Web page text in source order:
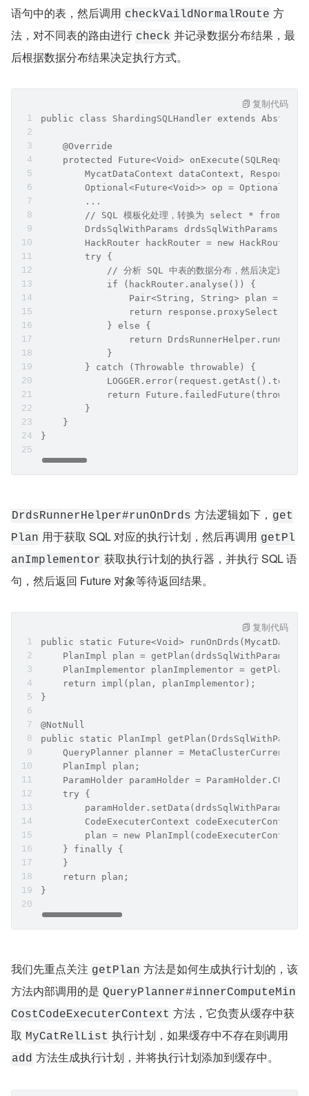
QLHandler#onExecute 方法中，方法内部会使用 hack
Router 的 analyse 方法进行分析，用来决定 SQL 直接
执行还是走 DRDS 执行。analyse
并记录数据分布结果，最
后根据数据分布结果决定执行方式。
public class ShardingSQLHandler extends
    @Override
protected Future<Void>
MycatDataContext dataContext, Response
Optional<Future<Void>> op =
// SQL 模板化处理，转换为 select * from
DrdsSqlWithParams drdsSqlWithParams =
HackRouter hackRouter = new
        try {
// 分析 SQL 中表的数据分布，然后决定透传执
            if (hackRouter.analyse()) {
Pair<String, String> plan =
return
            } else {
return
            }
        } catch (Throwable throwable) {
return
        }
复制代码
DrdsRunnerHelper#runOnDrds 方法逻辑如下，
获取执行计划的执行器，并执行 SQL 语
句，然后返回 Future 对象等待返回结果。
    PlanImpl plan = getPlan(drdsSqlWithParams);
PlanImplementor planImplementor =
    return impl(plan, planImplementor);
@NotNull
public static PlanImpl
QueryPlanner planner =
    PlanImpl plan;
ParamHolder paramHolder =
    try {
CodeExecuterContext codeExecuterContext
    } finally {
    }
我们先重点关注 getPlan 方法是如何生成执行计划的，该
方法内部调用的是 QueryPlanner#innerComputeMin